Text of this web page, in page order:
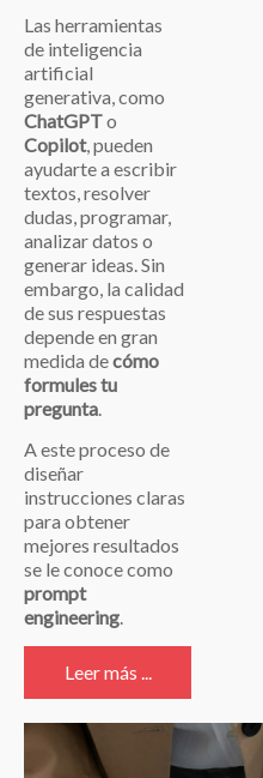
Las herramientas
de inteligencia
artificial
generativa, como
ChatGPTo
Copilot, pueden
ayudarte a escribir
textos, resolver
dudas, programar,
analizar datos o
generar ideas. Sin
embargo, la calidad
de sus respuestas
depende en gran
medida decómo
formules tu
pregunta.
A este proceso de
diseñar
instrucciones claras
para obtener
mejores resultados
se le conoce como
prompt
engineering.
Leer más ...